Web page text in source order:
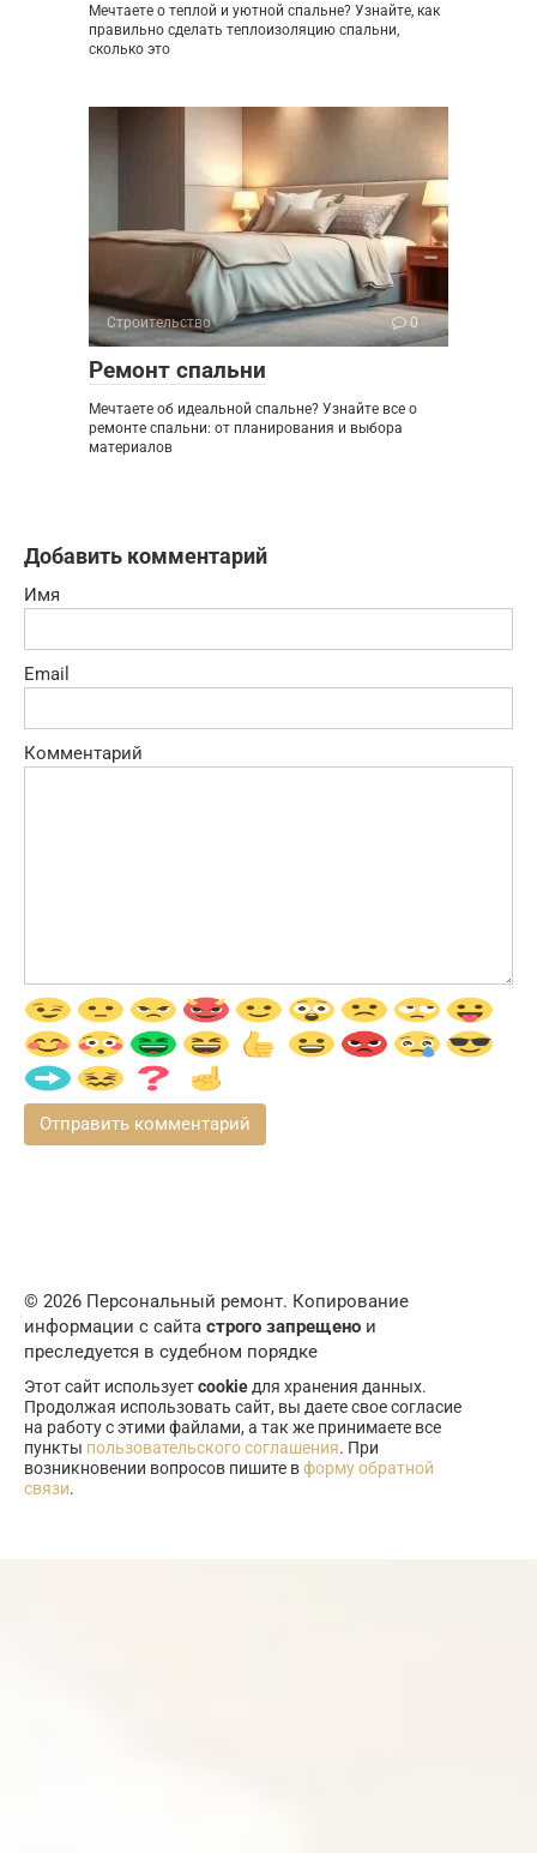
Мечтаете о теплой и уютной спальне? Узнайте, как
правильно сделать теплоизоляцию спальни,
сколько это
Строительство 0
Ремонт спальни
Мечтаете об идеальной спальне? Узнайте все о
ремонте спальни: от планирования и выбора
материалов
Добавить комментарий
Имя
Email
Комментарий
© 2026 Персональный ремонт. Копирование
информации с сайта строго запрещено и
преследуется в судебном порядке
Этот сайт используетcookie для хранения данных.
Продолжая использовать сайт, вы даете свое согласие
на работу с этими файлами, а так же принимаете все
пункты пользовательского соглашения. При
возникновении вопросов пишите вформу обратной
связи.